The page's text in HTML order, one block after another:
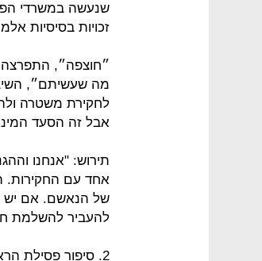
שנעשה במשרדי
זכויות בסיסיות
״חוצפה״,
מה שעשיתם״,
לחקירת משטרה
אבל זה הסעד
תירוש: "אנחנו
אחד עם החקירות.
של הנאשם. אם יש
להעביר להשלמת